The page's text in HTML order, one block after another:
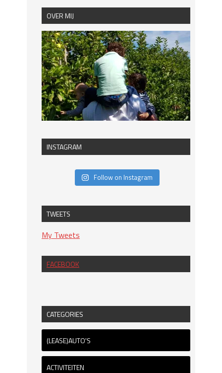
OVER MIJ
INSTAGRAM
Follow on Instagram
TWEETS
My Tweets
FACEBOOK
CATEGORIES
(LEASE)AUTO'S
ACTIVITEITEN